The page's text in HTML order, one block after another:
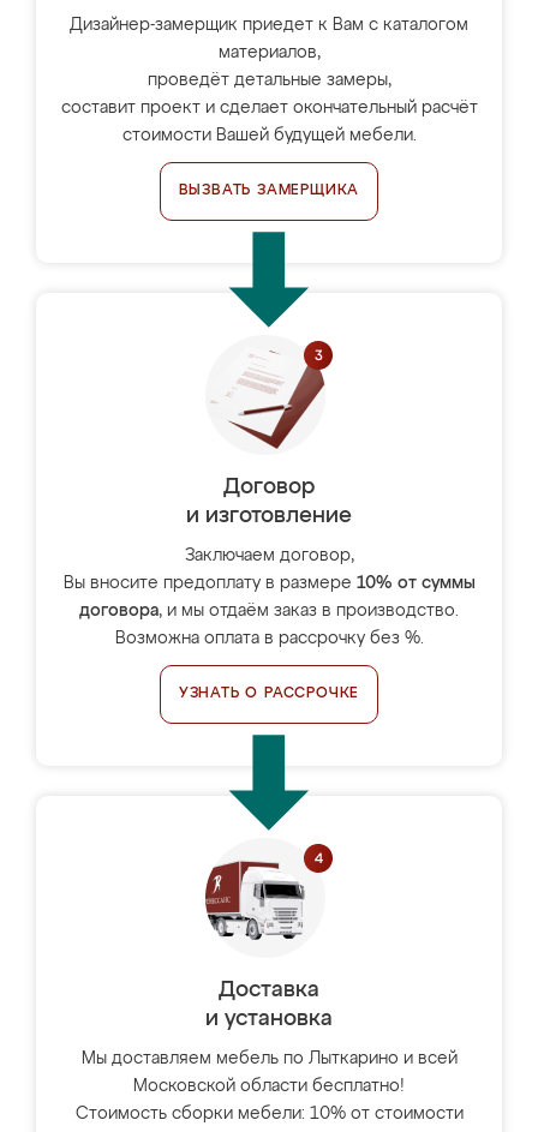
Дизайнер-замерщик приедет к Вам с каталогом
материалов,
проведёт детальные замеры,
составит проект и сделает окончательный расчёт
стоимости Вашей будущей мебели.
ВЫЗВАТЬ ЗАМЕРЩИКА
Договор
и изготовление
Заключаем договор,
Вы вносите предоплату в размере 10% от суммы
договора, и мы отдаём заказ в производство.
Возможна оплата в рассрочку без %.
УЗНАТЬ О РАССРОЧКЕ
Доставка
и установка
Мы доставляем мебель по Лыткарино и всей
Московской области бесплатно!
Стоимость сборки мебели: 10% от стоимости